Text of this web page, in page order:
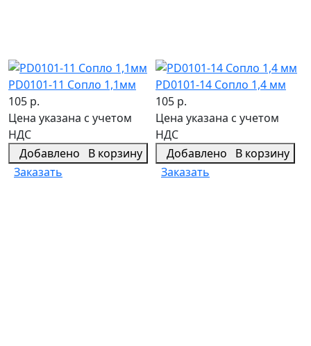
PD0101-11 Сопло 1,1мм
105 р.
Цена указана с учетом
НДС
Добавлено
В корзину
Заказать
PD0101-14 Сопло 1,4 мм
105 р.
Цена указана с учетом
НДС
Добавлено
В корзину
Заказать